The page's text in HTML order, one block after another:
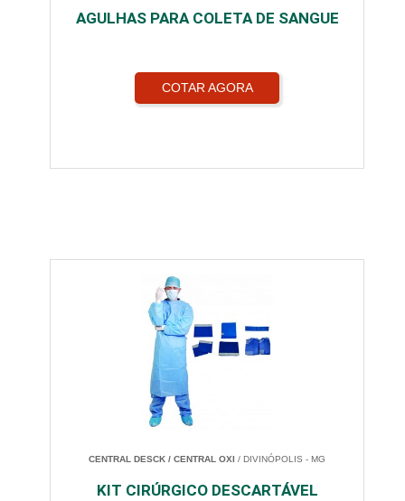
AGULHAS PARA COLETA DE SANGUE
COTAR AGORA
CENTRAL DESCK / CENTRAL OXI / DIVINÓPOLIS - MG
KIT CIRÚRGICO DESCARTÁVEL